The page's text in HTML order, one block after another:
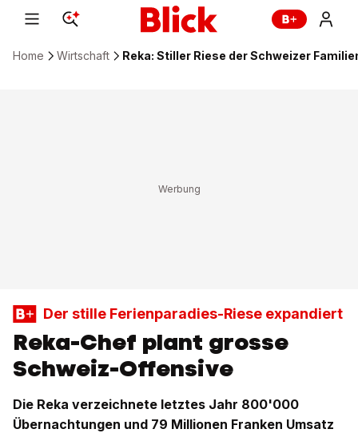
Home Wirtschaft Reka: Stiller Riese der Schweizer
Der stille Ferienparadies-Riese expandiert
Reka-Chef plant grosse
Schweiz-Offensive
Die Reka verzeichnete letztes Jahr 800'000
Übernachtungen und 79 Millionen Franken Umsatz